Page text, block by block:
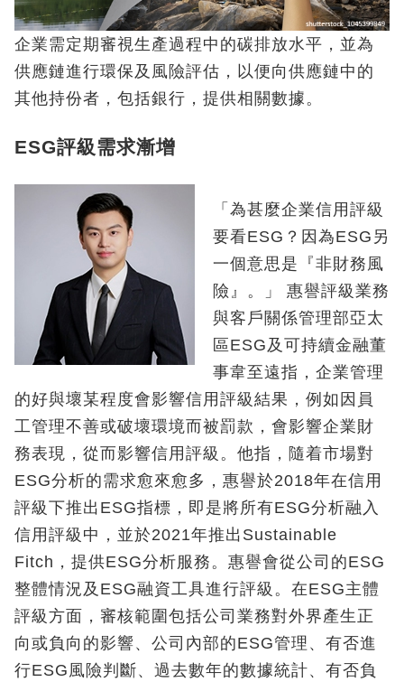
企業需定期審視生產過程中的碳排放水平，並為
供應鏈進行環保及風險評估，以便向供應鏈中的
其他持份者，包括銀行，提供相關數據。
ESG評級需求漸增
「為甚麼企業信用評級
要看ESG？因為ESG另
一個意思是『非財務風
險』。」 惠譽評級業務
與客戶關係管理部亞太
區ESG及可持續金融董
事韋至遠指，企業管理
的好與壞某程度會影響信用評級結果，例如因員
工管理不善或破壞環境而被罰款，會影響企業財
務表現，從而影響信用評級。他指，隨着市場對
ESG分析的需求愈來愈多，惠譽於2018年在信用
評級下推出ESG指標，即是將所有ESG分析融入
信用評級中，並於2021年推出Sustainable
Fitch，提供ESG分析服務。惠譽會從公司的ESG
整體情況及ESG融資工具進行評級。在ESG主體
評級方面，審核範圍包括公司業務對外界產生正
向或負向的影響、公司內部的ESG管理、有否進
行ESG風險判斷、過去數年的數據統計、有否負